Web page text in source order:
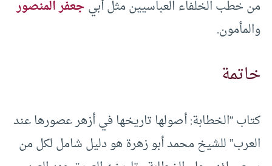
من خطب الخلفاء العباسيين مثل أبيجعفر المنصور
والمأمون.
خاتمة
كتاب “الخطابة: أصولها تاريخها في أزهر عصورها عند
العرب” للشيخ محمد أبو زهرة هو دليل شامل لكل من